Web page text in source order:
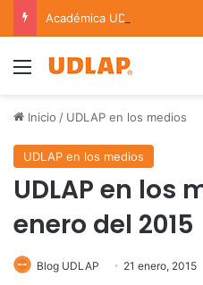
Menu
Inicio / UDLAP en los medios
UDLAP en los medios
UDLAP en los
enero del 2015
Blog UDLAP 21 enero, 2015